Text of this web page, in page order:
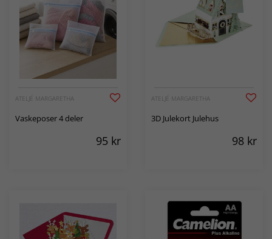
ATELJÉ MARGARETHA
Vaskeposer 4 deler
95 kr
ATELJÉ MARGARETHA
3D Julekort Julehus
98 kr